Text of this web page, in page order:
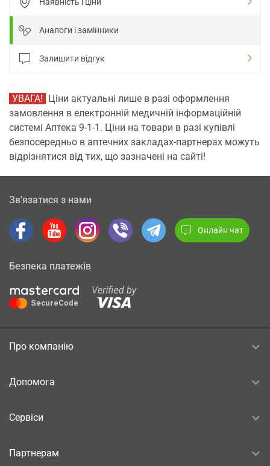
Аналоги і замінники
Залишити відгук
УВАГА! Ціни актуальні лише в разі оформлення
замовлення в електронній медичній інформаційній
системі Аптека 9-1-1. Ціни на товари в разі купівлі
безпосередньо в аптечних закладах-партнерах можуть
відрізнятися від тих, що зазначені на сайті!
Зв’язатися з нами
Онлайн чат
Безпека платежів
Про компанію
Допомога
Сервіси
Партнерам